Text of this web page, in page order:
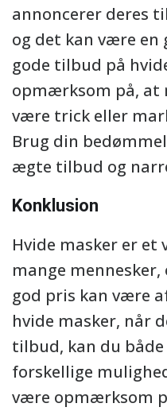
annoncerer deres
og det kan være en
gode tilbud på
opmærksom på, at
være trick eller
Brug din
ægte tilbud og
Konklusion
Hvide masker er
mange
god pris kan være
hvide masker, når
tilbud, kan du både
forskellige
være opmærksom